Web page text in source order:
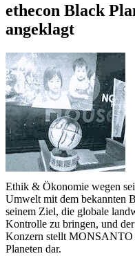
ethecon Black
angeklagt
Ethik & Ökonomie wegen
Umwelt mit dem bekannten
seinem Ziel, die globale
Kontrolle zu bringen, und
Konzern stellt MONSANTO
Planeten dar.